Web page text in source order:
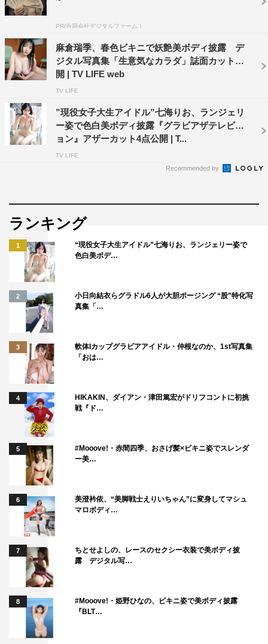
PR(合同会社デジタルファーム )
麻倉瑞季、春色ビキニで妖艶美ボディ披露 デ
ジタル写真集「生意気なカラダ」誌面カット公
開 | TV LIFE web
TV LIFE
”現役女子大生アイドル”七海りお、ランジェリ
ー姿で色白美ボディ披露『グラビアザテレビジ
ョン』アザーカット4点公開 | T...
TV LIFE
Recommended by
ランキング
1
“現役女子大生アイドル”七海りお、ランジェリー姿で
色白美ボデ…
2
小日向結衣らグラドル6人が大胆ポージング “股”特化写
真集「…
3
軟体Iカップグラビアアイドル・仲根なのか、1st写真集
「おは…
4
HIKAKIN、ダイアン・津田篤宏がドリフコントに初挑
戦『ド…
5
#Mooove!・赤間四季、おさげ髪×ビキニ姿でスレンダ
ー美…
6
美澄衿依、“美脚戦士えりいちゃん”に変身してマシュ
マロボディ…
7
ちとせよしの、レースのセクシー衣装で美ボディ披
露 デジタル写…
8
#Mooove!・姫野ひなの、ビキニ姿で美ボディ披露
『BLT…